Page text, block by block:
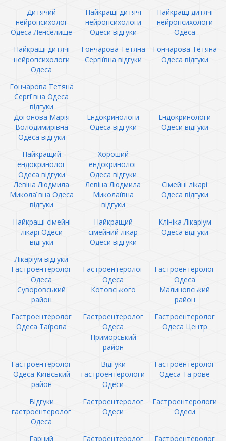
Дитячий
нейропсихолог
Одеса Ленселище
Найкращі дитячі
нейропсихологи
Одеси відгуки
Найкращі дитячі
нейропсихологи
Одеса
Найкращі дитячі
нейропсихологи
Одеса
Гончарова Тетяна
Сергіївна відгуки
Гончарова Тетяна
Одеса відгуки
Гончарова Тетяна
Сергіївна Одеса
відгуки
Догонова Марія
Володимирівна
Одеса відгуки
Ендокринологи
Одеса відгуки
Ендокринологи
Одеси відгуки
Найкращий
ендокринолог
Одеса відгуки
Хороший
ендокринолог
Одеса відгуки
Левіна Людмила
Миколаївна Одеса
відгуки
Левіна Людмила
Миколаївна
відгуки
Сімейні лікарі
Одеса відгуки
Найкращі сімейні
лікарі Одеси
відгуки
Найкращий
сімейний лікар
Одеси відгуки
Клініка Лікаріум
Одеса відгуки
Лікаріум відгуки
Гастроентеролог
Одеса
Суворовський
район
Гастроентеролог
Одеса
Котовського
Гастроентеролог
Одеса
Малиновський
район
Гастроентеролог
Одеса Таїрова
Гастроентеролог
Одеса
Приморський
район
Гастроентеролог
Одеса Центр
Гастроентеролог
Одеса Київський
район
Відгуки
гастроентерологи
Одеси
Гастроентеролог
Одеса Таїрове
Відгуки
гастроентеролог
Одеса
Гастроентеролог
Одеси
Гастроентерологи
Одеси
Гарний Гастроентеролог Гастроентеролог